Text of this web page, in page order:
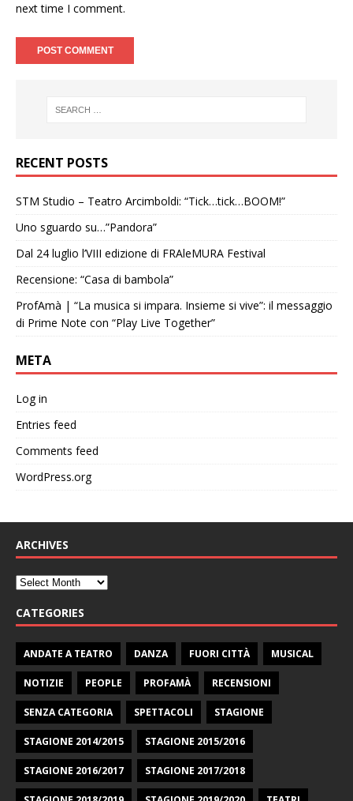
next time I comment.
RECENT POSTS
STM Studio – Teatro Arcimboldi: “Tick…tick…BOOM!”
Uno sguardo su…”Pandora”
Dal 24 luglio l’VIII edizione di FRAleMURA Festival
Recensione: “Casa di bambola”
ProfAmà | “La musica si impara. Insieme si vive”: il messaggio
di Prime Note con “Play Live Together”
META
Log in
Entries feed
Comments feed
WordPress.org
ARCHIVES
CATEGORIES
ANDATE A TEATRO DANZA FUORI CITTÀ MUSICAL
NOTIZIE PEOPLE PROFAMÀ RECENSIONI
SENZA CATEGORIA SPETTACOLI STAGIONE
STAGIONE 2014/2015 STAGIONE 2015/2016
STAGIONE 2016/2017 STAGIONE 2017/2018